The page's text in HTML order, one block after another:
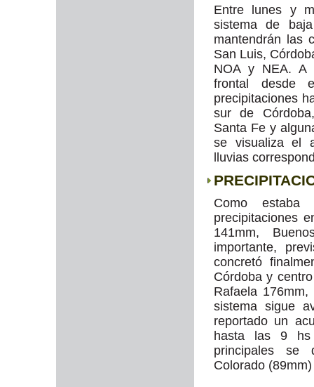
Entre lunes y
sistema de
mantendrán las
San Luis,
NOA y NEA. A
frontal desde
precipitaciones
sur de
Santa Fe y
se visualiza el
lluvias
Como estaba
precipitaciones
141mm,
importante,
concretó
Córdoba y
Rafaela
sistema sigue
reportado un
hasta las 9
principales se
Colorado